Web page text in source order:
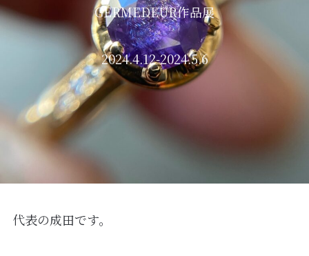
GERMEDEUR作品展
2024.4.12-2024.5.6
代表の成田です。